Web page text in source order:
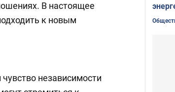
В настоящее
к новым
независимости